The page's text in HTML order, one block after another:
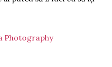
Photography